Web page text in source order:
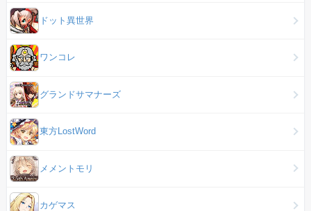
ドット異世界
ワンコレ
グランドサマナーズ
東方LostWord
メメントモリ
カゲマス